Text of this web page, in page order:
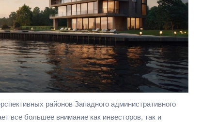
районов Западного административного
все большее внимание как инвесторов, так и